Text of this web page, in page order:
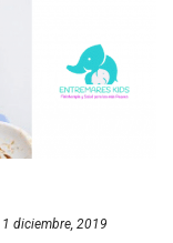
1 diciembre, 2019